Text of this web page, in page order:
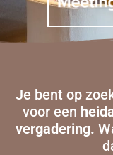
Je bent op
voor een
vergadering.